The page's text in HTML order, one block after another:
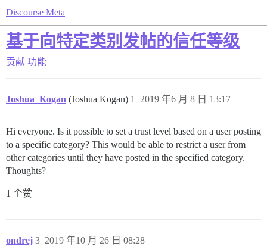
Discourse Meta
基于向特定类别发帖的信任等级
贡献 功能
Joshua_Kogan (Joshua Kogan) 2019 年6 月 8 日 13:17
1
Hi everyone. Is it possible to set a trust level based on a user posting
to a specific category? This would be able to restrict a user from
other categories until they have posted in the specified category.
Thoughts?
1 个赞
ondrej 2019 年10 月 26 日 08:28
3